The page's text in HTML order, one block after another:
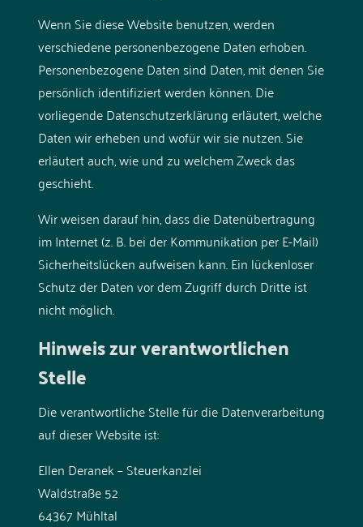
Wenn Sie diese Website benutzen, werden
verschiedene personenbezogene Daten erhoben.
Personenbezogene Daten sind Daten, mit denen Sie
persönlich identifiziert werden können. Die
vorliegende Datenschutzerklärung erläutert, welche
Daten wir erheben und wofür wir sie nutzen. Sie
erläutert auch, wie und zu welchem Zweck das
geschieht.
Wir weisen darauf hin, dass die Datenübertragung
im Internet (z. B. bei der Kommunikation per E-Mail)
Sicherheitslücken aufweisen kann. Ein lückenloser
Schutz der Daten vor dem Zugriff durch Dritte ist
nicht möglich.
Hinweis zur verantwortlichen
Stelle
Die verantwortliche Stelle für die Datenverarbeitung
auf dieser Website ist:
Ellen Deranek – Steuerkanzlei
Waldstraße 52
64367 Mühltal